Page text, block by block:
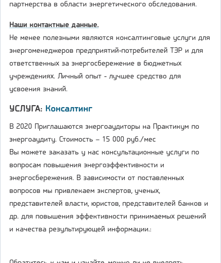
партнерства в области энергетического обследования.
Наши контактные данные.
Не менее полезными являются консалтинговые услуги для
энергоменеджеров предприятий-потребителей ТЭР и для
ответственных за энергосбережение в бюджетных
учреждениях. Личный опыт - лучшее средство для
усвоения знаний.
УСЛУГА: Консалтинг
В 2020 Приглашаются энергоаудиторы на Практикум по
энергоаудиту. Стоимость – 15 000 руб./мес
Вы можете заказать у нас консультационные услуги по
вопросам повышения энергоэффективности и
энергосбережения. В зависимости от поставленных
вопросов мы привлекаем экспертов, ученых,
представителей власти, юристов, представителей банков и
др. для повышения эффективности принимаемых решений
и качества результирующей информации.: